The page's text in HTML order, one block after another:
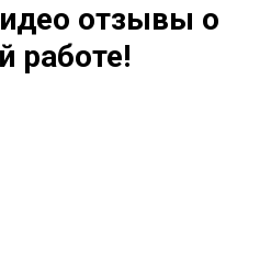
отзывы о
работе!